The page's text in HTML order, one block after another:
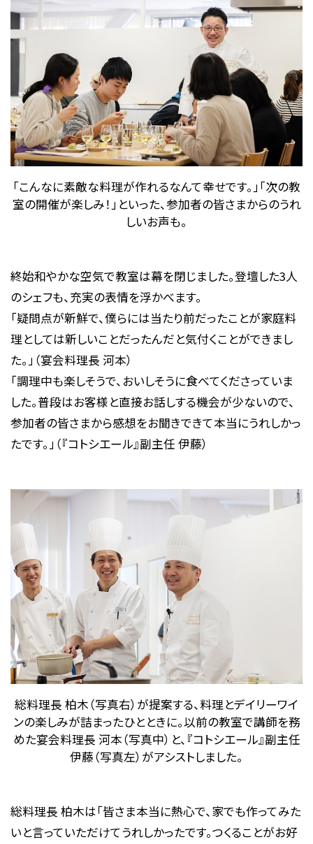
「こんなに素敵な料理が作れるなんて幸せです。」「次の教
室の開催が楽しみ！」といった、参加者の皆さまからのうれ
しいお声も。
終始和やかな空気で教室は幕を閉じました。登壇した3人
のシェフも、充実の表情を浮かべます。
「疑問点が新鮮で、僕らには当たり前だったことが家庭料
理としては新しいことだったんだと気付くことができまし
た。」（宴会料理長 河本）
「調理中も楽しそうで、おいしそうに食べてくださっていま
した。普段はお客様と直接お話しする機会が少ないので、
参加者の皆さまから感想をお聞きできて本当にうれしかっ
たです。」（『コトシエール』副主任 伊藤）
総料理長 柏木（写真右）が提案する、料理とデイリーワイ
ンの楽しみが詰まったひとときに。以前の教室で講師を務
めた宴会料理長 河本（写真中）と、『コトシエール』副主任
伊藤（写真左）がアシストしました。
総料理長 柏木は「皆さま本当に熱心で、家でも作ってみた
いと言っていただけてうれしかったです。つくることがお好